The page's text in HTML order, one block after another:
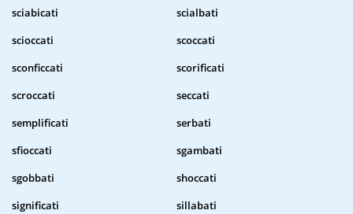
sciabicati
scialbati
scioccati
scoccati
sconficcati
scorificati
scroccati
seccati
semplificati
serbati
sfioccati
sgambati
sgobbati
shoccati
significati
sillabati